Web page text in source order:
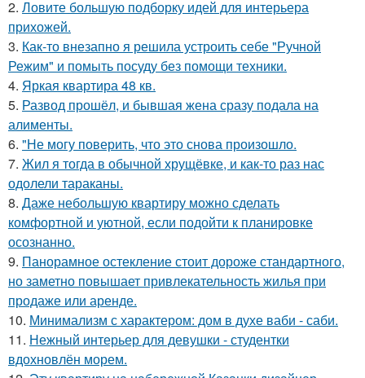
2. Ловите большую подборку идей для интерьера
прихожей.
3. Как-то внезапно я решила устроить себе "Ручной
Режим" и помыть посуду без помощи техники.
4. Яркая квартира 48 кв.
5. Развод прошёл, и бывшая жена сразу подала на
алименты.
6. "Не могу поверить, что это снова произошло.
7. Жил я тогда в обычной хрущёвке, и как-то раз нас
одолели тараканы.
8. Даже небольшую квартиру можно сделать
комфортной и уютной, если подойти к планировке
осознанно.
9. Панорамное остекление стоит дороже стандартного,
но заметно повышает привлекательность жилья при
продаже или аренде.
10. Минимализм с характером: дом в духе ваби - саби.
11. Нежный интерьер для девушки - студентки
вдохновлён морем.